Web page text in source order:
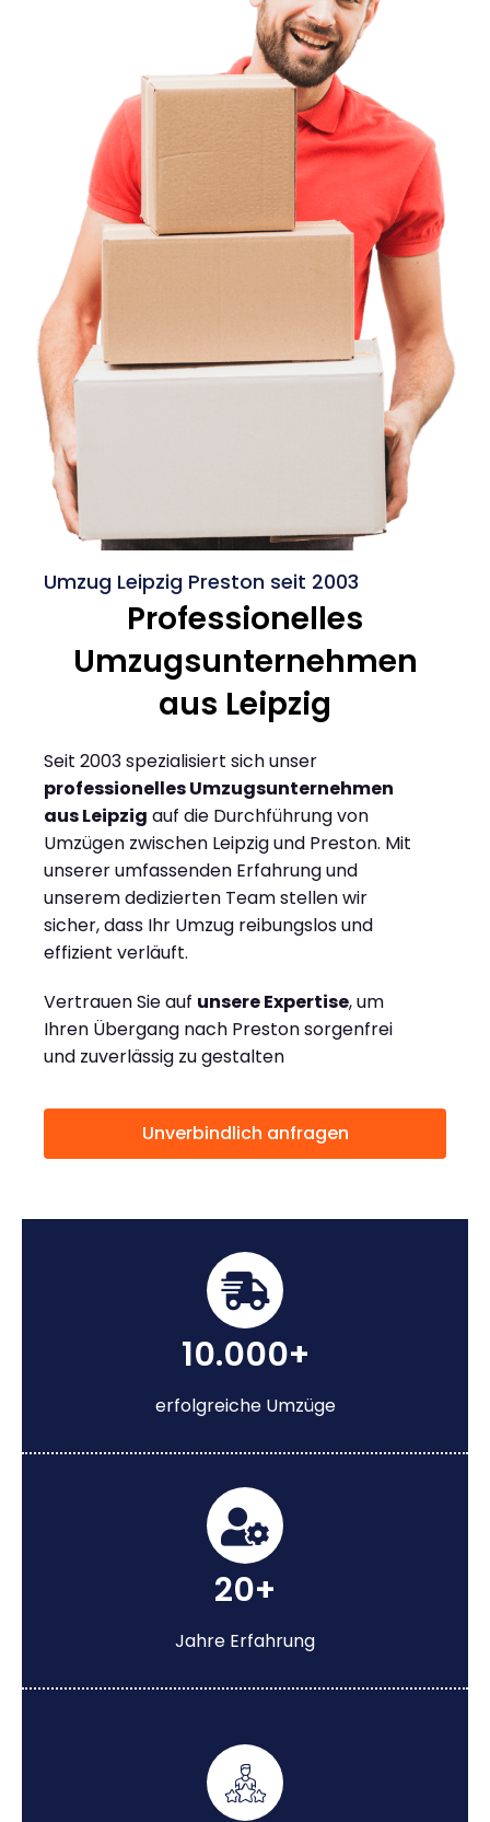
Umzug Leipzig Preston seit 2003
Professionelles
Umzugsunternehmen
aus Leipzig
Seit 2003 spezialisiert sich unser
professionelles Umzugsunternehmen
aus Leipzig auf die Durchführung von
Umzügen zwischen Leipzig und Preston. Mit
unserer umfassenden Erfahrung und
unserem dedizierten Team stellen wir
sicher, dass Ihr Umzug reibungslos und
effizient verläuft.
Vertrauen Sie auf unsere Expertise, um
Ihren Übergang nach Preston sorgenfrei
und zuverlässig zu gestalten
Unverbindlich anfragen
10.000+
erfolgreiche Umzüge
20+
Jahre Erfahrung